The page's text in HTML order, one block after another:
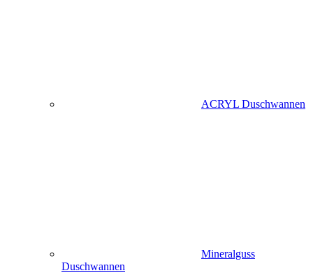
ACRYL Duschwannen
Mineralguss
Duschwannen